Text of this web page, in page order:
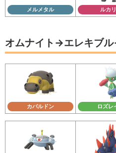
メルメタル ルカ
オムナイト→エレキブ
カバルドン ロズレ